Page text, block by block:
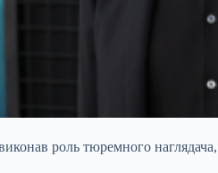
роль тюремного